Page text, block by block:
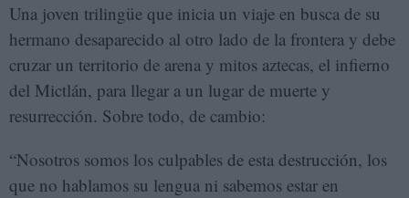
Una joven trilingüe que inicia un viaje en busca de su
hermano desaparecido al otro lado de la frontera y debe
cruzar un territorio de arena y mitos aztecas, el infierno
del Mictlán, para llegar a un lugar de muerte y
resurrección. Sobre todo, de cambio:
“Nosotros somos los culpables de esta destrucción, los
que no hablamos su lengua ni sabemos estar en